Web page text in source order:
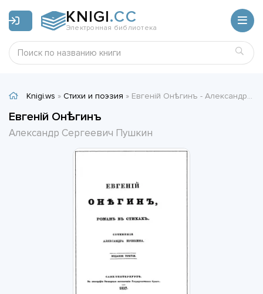
KNIGI.CC
Электронная библиотека
Knigi.ws » Стихи и поэзия » Евгенiй Онѣгинъ - Александр Сергеевич Пушкин
Евгенiй Онѣгинъ
Александр Сергеевич Пушкин